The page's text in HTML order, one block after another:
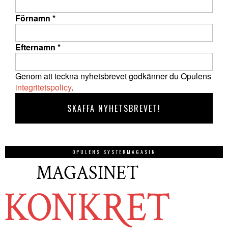
Förnamn *
Efternamn *
Genom att teckna nyhetsbrevet godkänner du Opulens
integritetspolicy.
OPULENS SYSTERMAGASIN